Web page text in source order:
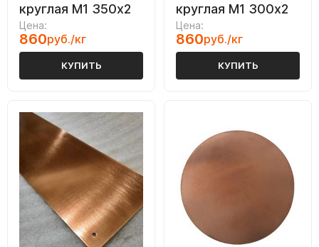
круглая М1 350х2
Цена:
860руб./кг
КУПИТЬ
круглая М1 300х2
Цена:
860руб./кг
КУПИТЬ